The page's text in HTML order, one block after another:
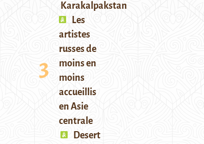
Karakalpakstan
Les
artistes
russes de
moins en
moins
accueillis
en Asie
centrale
Desert